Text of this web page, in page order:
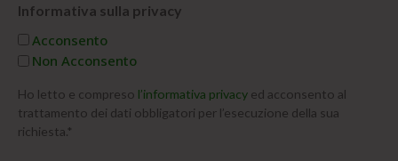
Informativa sulla privacy
Acconsento
Non Acconsento
Ho letto e compreso l’informativa privacy ed acconsento al
trattamento dei dati obbligatori per l’esecuzione della sua
richiesta.*